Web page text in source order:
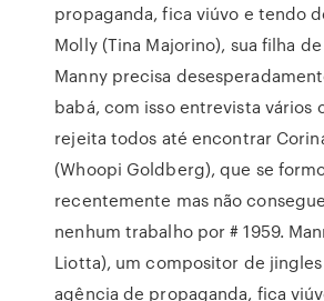
propaganda, fica viúvo e tendo
Molly (Tina Majorino), sua filha
Manny precisa
babá, com isso entrevista vários
rejeita todos até encontrar
(Whoopi Goldberg), que se
recentemente mas não
nenhum trabalho por # 1959.
Liotta), um compositor de
agência de propaganda, fica